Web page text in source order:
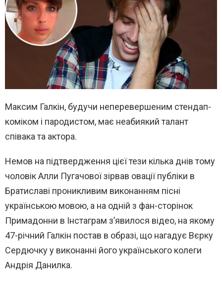
Максим Галкін, будучи неперевершеним стендап-
коміком і пародистом, має неабиякий талант
співака та актора.
Немов на підтвердження цієї тези кілька днів тому
чоловік Алли Пугачової зірвав овації публіки в
Братиславі проникливим виконанням пісні
українською мовою, а на одній з фан-сторінок
Примадонни в Інстаграм з’явилося відео, на якому
47-річний Галкін постав в образі, що нагадує Вєрку
Сердючку у виконанні його українського колеги
Андрія Данилка.